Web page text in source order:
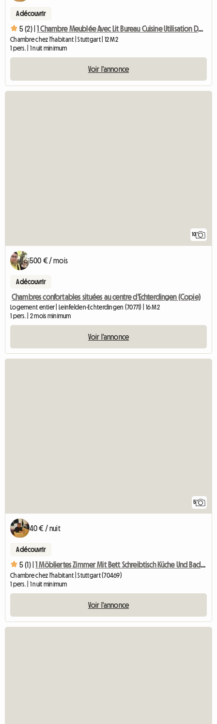
A découvrir
5 (2) | 1 Chambre Meublée Avec Lit Bureau Cuisine Utilisation De La Salle De Bain
Chambre chez l'habitant | Stuttgart | 12 M2
1 pers. | 1 nuit minimum
Voir l'annonce
10
500 € / mois
A découvrir
Chambres confortables situées au centre d'Echterdingen (Copie)
Logement entier | Leinfelden-Echterdingen (70771) | 16 M2
1 pers. | 2 mois minimum
Voir l'annonce
5
40 € / nuit
A découvrir
5 (1) | 1 Möbliertes Zimmer Mit Bett Schreibtisch Küche Und Badben
Chambre chez l'habitant | Stuttgart (70469)
1 pers. | 1 nuit minimum
Voir l'annonce